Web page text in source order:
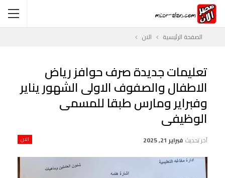
الصفحة الرئيسية الان
تعليمات جديدة صرف حوافز رياض
الاطفال والصفوف الاولى الشهور يناير
وفبراير ومارس طبقا للمسمى
الوظيفى
الان آخر تحديث فبراير 21, 2025